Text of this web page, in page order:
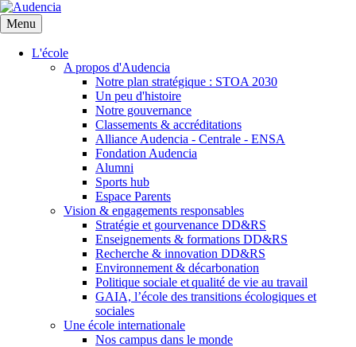
Aller
au
contenu
principal
Menu
L'école
A propos d'Audencia
Notre plan stratégique : STOA 2030
Un peu d'histoire
Notre gouvernance
Classements & accréditations
Alliance Audencia - Centrale - ENSA
Fondation Audencia
Alumni
Sports hub
Espace Parents
Vision & engagements responsables
Stratégie et gourvenance DD&RS
Enseignements & formations DD&RS
Recherche & innovation DD&RS
Environnement & décarbonation
Politique sociale et qualité de vie au travail
GAIA, l’école des transitions écologiques et
sociales
Une école internationale
Nos campus dans le monde